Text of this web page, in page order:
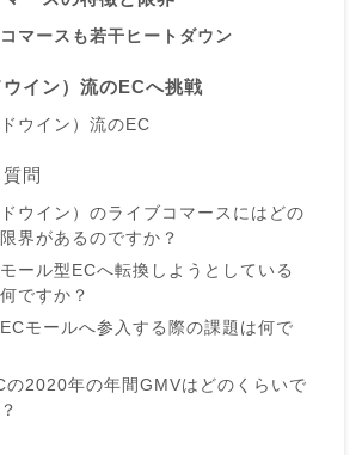
マース も若干ヒートダウン
イン）流のECへ挑戦
ウイン）流のEC
問
ウイン）のライブコマースにはどの
界があるのですか？
ール型ECへ転換しようとしている
ですか？
モールへ参入する際の課題は何で
の2020年の年間GMVはどのくらいで